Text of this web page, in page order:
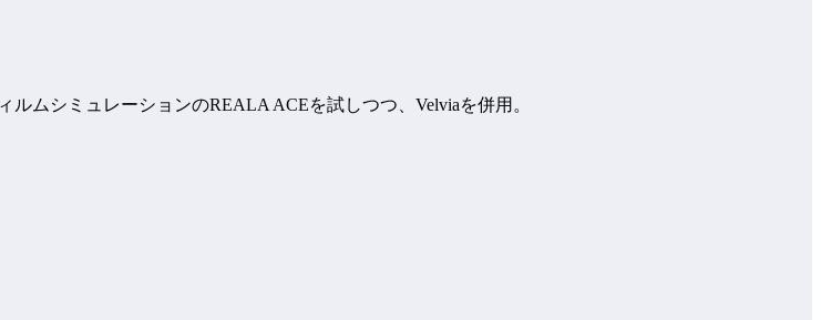
ムシミュレーションのREALA ACEを試しつつ、Velviaを併用。